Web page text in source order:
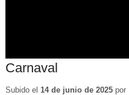
Carnaval
Subido el 14 de junio de 2025por